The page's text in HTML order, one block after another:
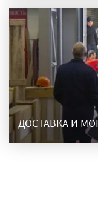
ДОСТАВКА И